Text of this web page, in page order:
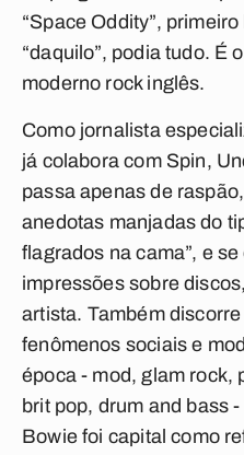
“Space Oddity”,
“daquilo”, podia tudo. É
moderno rock inglês.
Como jornalista
já colabora com Spin,
passa apenas de
anedotas manjadas do
flagrados na cama”, e
impressões sobre
artista. Também
fenômenos sociais e
época - mod, glam rock,
brit pop, drum and bass
Bowie foi capital como